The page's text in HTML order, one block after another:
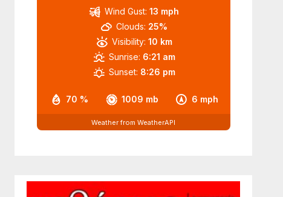
70 % 1009 mb 6 mph
Wind Gust: 13 mph
Clouds: 25%
Visibility: 10 km
Sunrise: 6:21 am
Sunset: 8:26 pm
Weather from WeatherAPI